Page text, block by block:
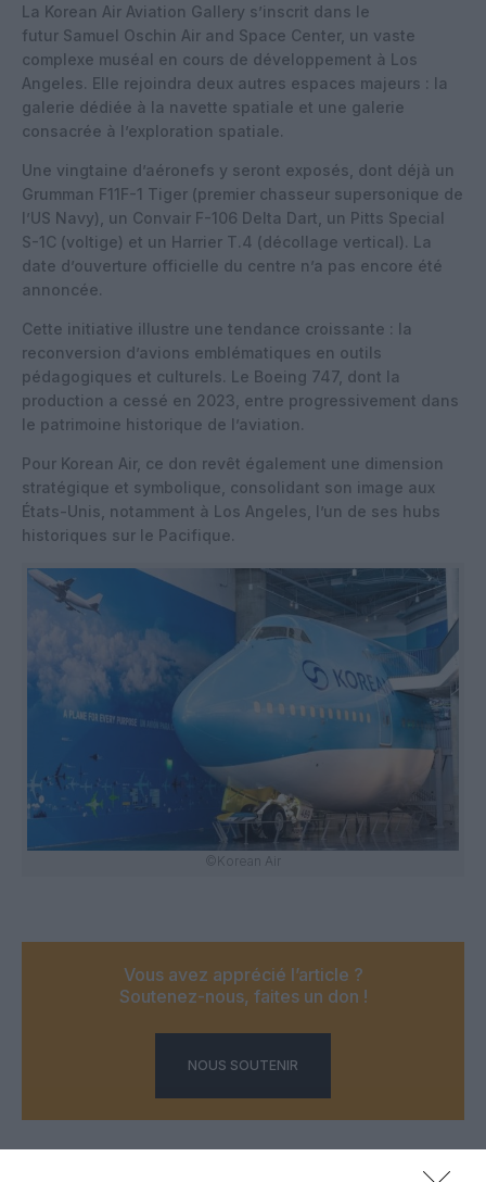
La Korean Air Aviation Gallery s’inscrit dans le
futur Samuel Oschin Air and Space Center, un vaste
complexe muséal en cours de développement à Los
Angeles. Elle rejoindra deux autres espaces majeurs : la
galerie dédiée à la navette spatiale et une galerie
consacrée à l’exploration spatiale.
Une vingtaine d’aéronefs y seront exposés, dont déjà un
Grumman F11F-1 Tiger (premier chasseur supersonique de
l’US Navy), un Convair F-106 Delta Dart, un Pitts Special
S-1C (voltige) et un Harrier T.4 (décollage vertical). La
date d’ouverture officielle du centre n’a pas encore été
annoncée.
Cette initiative illustre une tendance croissante : la
reconversion d’avions emblématiques en outils
pédagogiques et culturels. Le Boeing 747, dont la
production a cessé en 2023, entre progressivement dans
le patrimoine historique de l’aviation.
Pour Korean Air, ce don revêt également une dimension
stratégique et symbolique, consolidant son image aux
États-Unis, notamment à Los Angeles, l’un de ses hubs
historiques sur le Pacifique.
©Korean Air
Vous avez apprécié l’article ?
Soutenez-nous, faites un don !
NOUS SOUTENIR